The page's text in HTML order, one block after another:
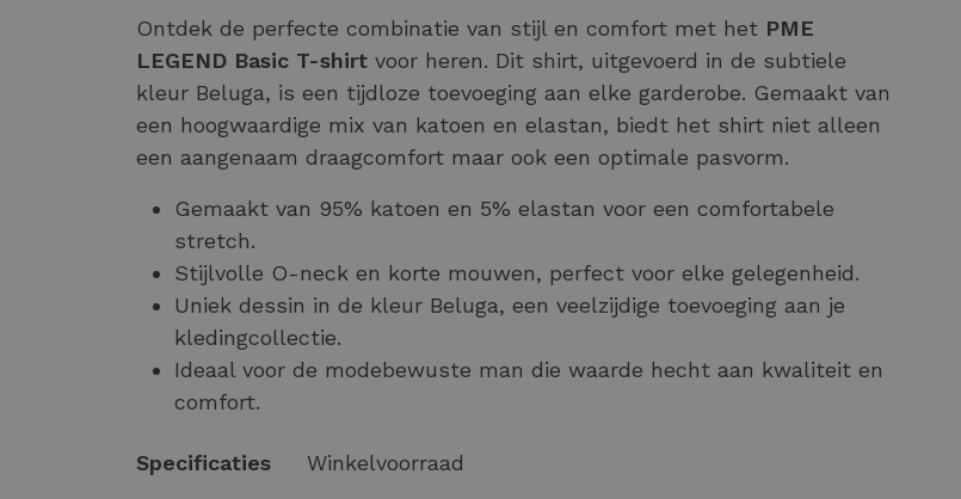
Ontdek de perfecte combinatie van stijl en comfort met het PME
LEGEND Basic T-shirt voor heren. Dit shirt, uitgevoerd in de subtiele
kleur Beluga, is een tijdloze toevoeging aan elke garderobe. Gemaakt van
een hoogwaardige mix van katoen en elastan, biedt het shirt niet alleen
een aangenaam draagcomfort maar ook een optimale pasvorm.
Gemaakt van 95% katoen en 5% elastan voor een comfortabele
stretch.
Stijlvolle O-neck en korte mouwen, perfect voor elke gelegenheid.
Uniek dessin in de kleur Beluga, een veelzijdige toevoeging aan je
kledingcollectie.
Ideaal voor de modebewuste man die waarde hecht aan kwaliteit en
comfort.
Specificaties Winkelvoorraad